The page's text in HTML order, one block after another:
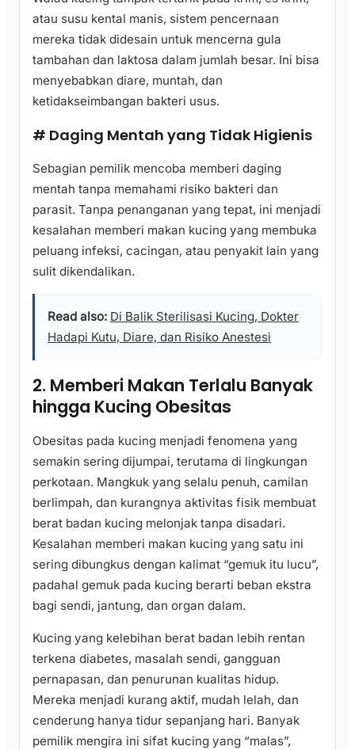
atau susu kental manis, sistem pencernaan
mereka tidak didesain untuk mencerna gula
tambahan dan laktosa dalam jumlah besar. Ini bisa
menyebabkan diare, muntah, dan
ketidakseimbangan bakteri usus.
# Daging Mentah yang Tidak Higienis
Sebagian pemilik mencoba memberi daging
mentah tanpa memahami risiko bakteri dan
parasit. Tanpa penanganan yang tepat, ini menjadi
kesalahan memberi makan kucing yang membuka
peluang infeksi, cacingan, atau penyakit lain yang
sulit dikendalikan.
Read also: Di Balik Sterilisasi Kucing, Dokter
Hadapi Kutu, Diare, dan Risiko Anestesi
2. Memberi Makan Terlalu Banyak
hingga Kucing Obesitas
Obesitas pada kucing menjadi fenomena yang
semakin sering dijumpai, terutama di lingkungan
perkotaan. Mangkuk yang selalu penuh, camilan
berlimpah, dan kurangnya aktivitas fisik membuat
berat badan kucing melonjak tanpa disadari.
Kesalahan memberi makan kucing yang satu ini
sering dibungkus dengan kalimat “gemuk itu lucu”,
padahal gemuk pada kucing berarti beban ekstra
bagi sendi, jantung, dan organ dalam.
Kucing yang kelebihan berat badan lebih rentan
terkena diabetes, masalah sendi, gangguan
pernapasan, dan penurunan kualitas hidup.
Mereka menjadi kurang aktif, mudah lelah, dan
cenderung hanya tidur sepanjang hari. Banyak
pemilik mengira ini sifat kucing yang “malas”,